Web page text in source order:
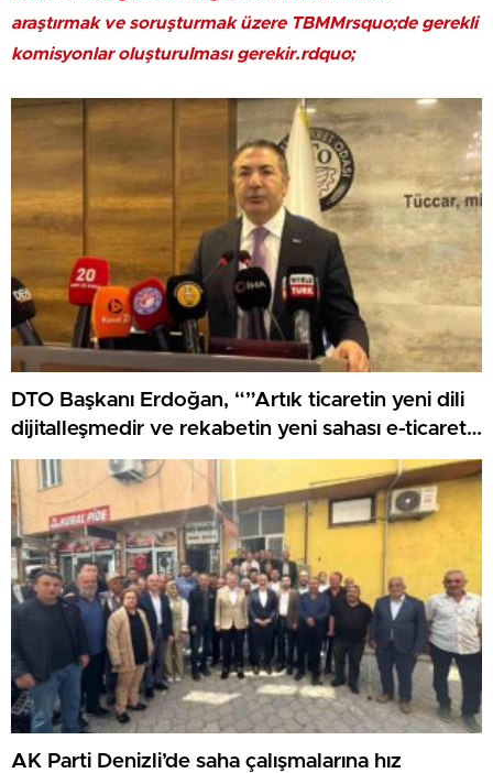
araştırmak ve soruşturmak üzere TBMMrsquo;de gerekli
komisyonlar oluşturulması gerekir.rdquo;
DTO Başkanı Erdoğan, “”Artık ticaretin yeni dili
dijitalleşmedir ve rekabetin yeni sahası e-ticaret
olmuştur”
AK Parti Denizli’de saha çalışmalarına hız